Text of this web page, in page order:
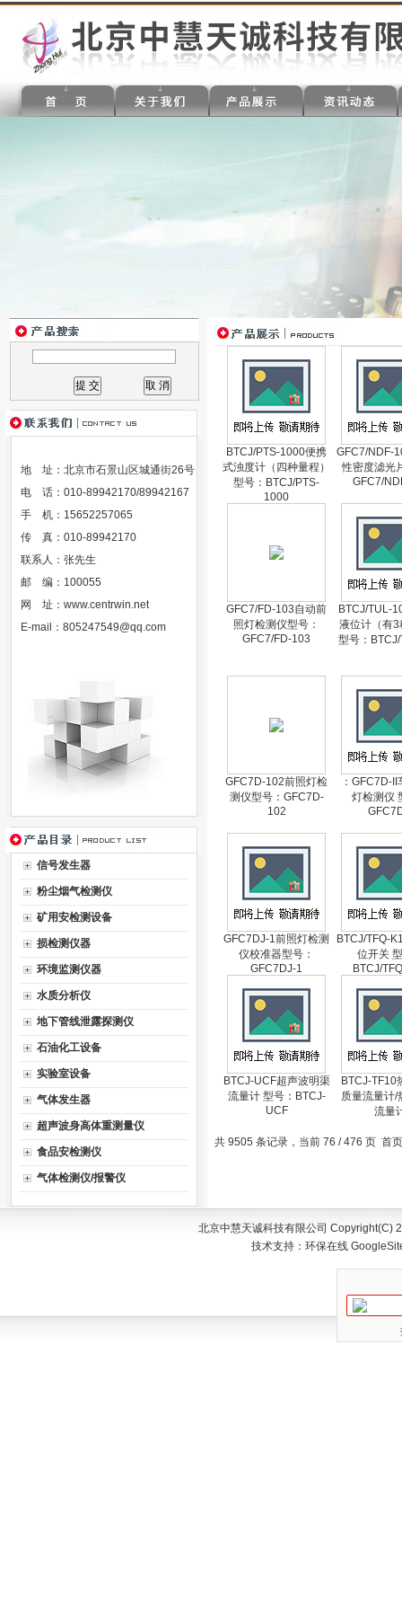
地 址：北京市石景山区城通街26号
电 话：010-89942170/89942167
手 机：15652257065
传 真：010-89942170
联系人：张先生
邮 编：100055
网 址： www.centrwin.net
E-mail： 805247549@qq.com
信号发生器
粉尘烟气检测仪
矿用安检测设备
损检测仪器
环境监测仪器
水质分析仪
地下管线泄露探测仪
石油化工设备
实验室设备
气体发生器
超声波身高体重测量仪
食品安检测仪
气体检测仪/报警仪
BTCJ/PTS-1000便携
式浊度计（四种量程）
型号：BTCJ/PTS-
1000
GFC7/NDF-
性密度滤光
GFC7/
GFC7/FD-103自动前
照灯检测仪型号：
GFC7/FD-103
BTCJ/TUL-
液位计（有3
型号：
GFC7D-102前照灯检
测仪型号：GFC7D-
102
：GFC7D-II
灯检测仪
GFC7DJ-1前照灯检测
仪校准器型号：
GFC7DJ-1
BTCJ/TFQ-
位开关
BTCJ/
BTCJ-UCF超声波明渠
流量计 型号：BTCJ-
UCF
BTCJ-TF10
质量流量计/
流量
共 9505 条记录，当前 76 / 476 页 首页
北京中慧天诚科技有限公司
技术支持： 环保在线